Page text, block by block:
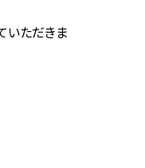
いただきま